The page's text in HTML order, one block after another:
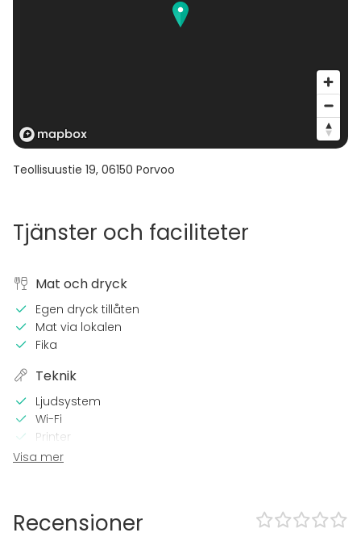
Teollisuustie 19, 06150 Porvoo
Tjänster och faciliteter
Mat och dryck
Egen dryck tillåten
Mat via lokalen
Fika
Teknik
Ljudsystem
Wi-Fi
Printer
Spelkonsol
Högljudd musik OK
Visa mer
Recensioner